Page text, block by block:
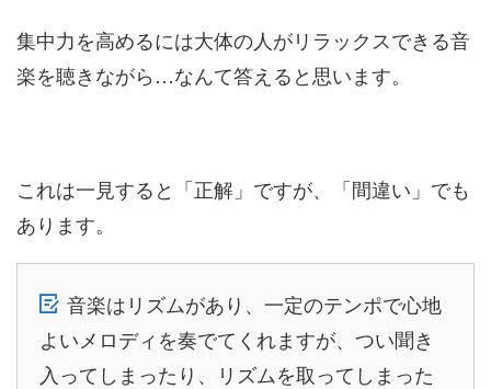
集中力を高めるには大体の人がリラックスできる音
楽を聴きながら…なんて答えると思います。
これは一見すると「正解」ですが、「間違い」でも
あります。
音楽はリズムがあり、一定のテンポで心地
よいメロディを奏でてくれますが、つい聞き
入ってしまったり、リズムを取ってしまった